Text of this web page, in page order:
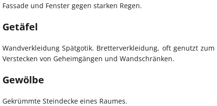
Fassade und Fenster gegen starken Regen.
Getäfel
Wandverkleidung Spätgotik. Bretterverkleidung, oft genutzt zum
Verstecken von Geheimgängen und Wandschränken.
Gewölbe
Gekrümmte Steindecke eines Raumes.